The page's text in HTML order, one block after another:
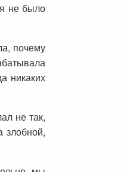
не было
почему
никаких
не так,
злобной,